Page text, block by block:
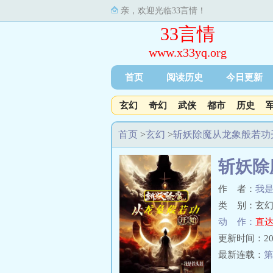
亲，欢迎光临33言情！
33言情
www.x33yq.org
首页 阅读历史 今日更新
玄幻 奇幻 武侠 都市 历史
首页 >玄幻 >斩妖除魔从龙象般若功
斩妖
作 者： 我
类 别：玄幻
动 作： 直
更新时间：
最新连载：